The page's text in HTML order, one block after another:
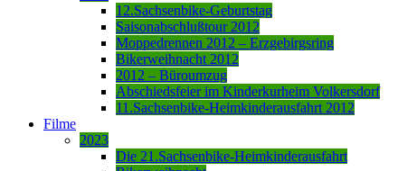
12.Sachsenbike-Geburtstag
Saisonabschlußtour 2012
Moppedrennen 2012 – Erzgebirgsring
Bikerweihnacht 2012
2012 – Büroumzug
Abschiedsfeier im Kinderkurheim Volkersdorf
11.Sachsenbike-Heimkinderausfahrt 2012
Filme
2023
Die 21.Sachsenbike-Heimkinderausfahrt